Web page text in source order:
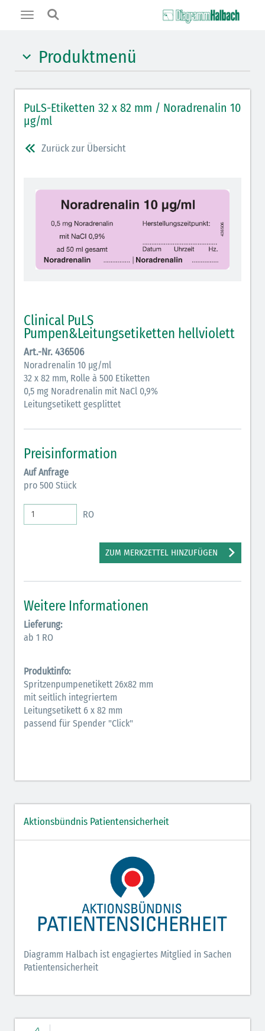
Toggle
Produktmenü
Benzodiazepine (orange)
Muskelrelaxantien (weiß-rot): DIVI 2012
Muskelrelaxans Antagonisten (rot schraffiert): DIVI
Opiate/Opioide (hellblau)
Vasopressoren (hellviolett)
Antihypertonika/Vasodilatantien (hellviolett
Antiemetika (salmon)
Verschiedene Medikamente (weiß)
Antikoagulantien (hellgrau/weiß mit schwarzem
Rahmen)
Koagulantien (hellgrau/weiß schwarz schraffierter
Rahmen)
Elektrolyte (grün-pink)
Elektrolyte Kalium (grün-blau)
Inodilatatoren (rot-grün)
Antiarrhythmika (rot-blau)
Hormone Insulin (braun-gelb)
PuLS-Etiketten 32 x 82 mm / Noradrenalin 10
µg/ml
Zurück zur Übersicht
Clinical PuLS
Pumpen&Leitungsetiketten hellviolett
Art.-Nr. 436506
Noradrenalin 10 µg/ml
32 x 82 mm, Rolle à 500 Etiketten
0,5 mg Noradrenalin mit NaCl 0,9%
Leitungsetikett gesplittet
Preisinformation
Auf Anfrage
pro 500 Stück
RO
ZUM MERKZETTEL HINZUFÜGEN
Weitere Informationen
Lieferung:
ab 1 RO
Produktinfo:
Spritzenpumpenetikett 26x82 mm
mit seitlich integriertem
Leitungsetikett 6 x 82 mm
passend für Spender "Click"
Aktionsbündnis Patientensicherheit
Diagramm Halbach ist engagiertes Mitglied in Sachen
Patientensicherheit